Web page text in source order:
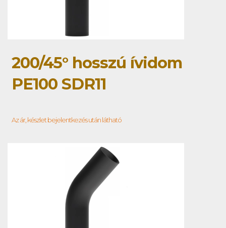
200/45° hosszú ívidom
PE100 SDR11
Az ár, készlet bejelentkezés után látható